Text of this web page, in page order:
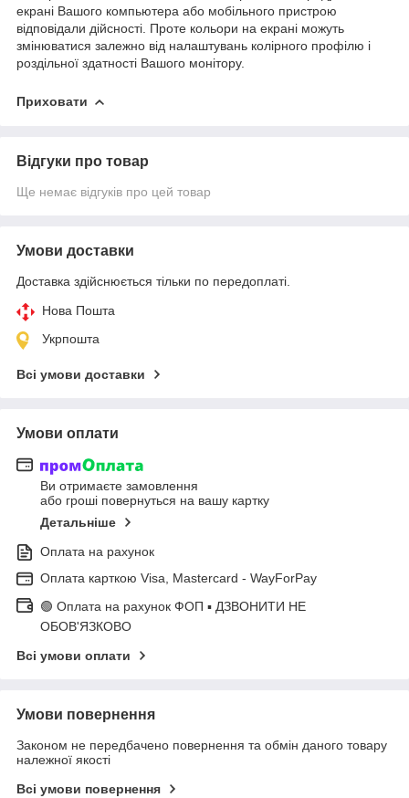
екрані Вашого компьютера або мобільного пристрою
відповідали дійсності. Проте кольори на екрані можуть
змінюватися залежно від налаштувань колірного профілю і
роздільної здатності Вашого монітору.
Приховати
Відгуки про товар
Ще немає відгуків про цей товар
Умови доставки
Доставка здійснюється тільки по передоплаті.
Нова Пошта
Укрпошта
Всі умови доставки
Умови оплати
Ви отримаєте замовлення
або гроші повернуться на вашу картку
Детальніше
Оплата на рахунок
Оплата карткою Visa, Mastercard - WayForPay
🟢 Оплата на рахунок ФОП ▪ ДЗВОНИТИ НЕ
ОБОВ'ЯЗКОВО
Всі умови оплати
Умови повернення
Законом не передбачено повернення та обмін даного товару
належної якості
Всі умови повернення